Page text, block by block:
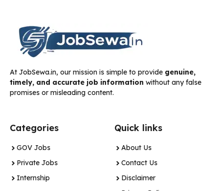
At JobSewa.in, our mission is simple to provide genuine,
timely, and accurate job information without any false
promises or misleading content.
Categories
GOV Jobs
Private Jobs
Internship
Quick links
About Us
Contact Us
Disclaimer